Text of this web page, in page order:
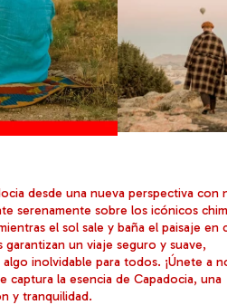
desde una nueva perspectiva con
serenamente sobre los icónicos
el sol sale y baña el paisaje en
un viaje seguro y suave,
inolvidable para todos. ¡Únete a
captura la esencia de Capadocia, una
y tranquilidad.